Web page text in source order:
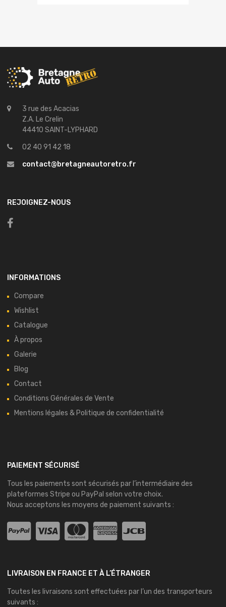
3 rue des Acacias
Z.A. Le Crelin
44410 SAINT-LYPHARD
02 40 91 42 18
contact@bretagneautoretro.fr
REJOIGNEZ-NOUS
INFORMATIONS
Compare
Wishlist
Catalogue
À propos
Galerie
Blog
Contact
Conditions Générales de Vente
Mentions légales & Politique de confidentialité
PAIEMENT SÉCURISÉ
Tous les paiements sont sécurisés par l’intermédiaire des
plateformes Stripe ou PayPal selon votre choix.
Nous acceptons les moyens de paiement suivants :
LIVRAISON EN FRANCE ET À L’ÉTRANGER
Toutes les livraisons sont effectuées par l’un des transporteurs
suivants :